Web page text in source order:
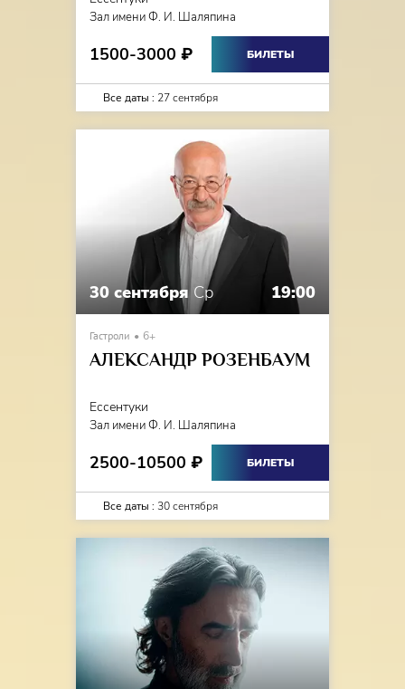
Зал имени Ф. И. Шаляпина
1500-3000 ₽ БИЛЕТЫ
Все даты : 27 сентября
30 сентября Ср 19:00
Гастроли 6+
АЛЕКСАНДР РОЗЕНБАУМ
Ессентуки
Зал имени Ф. И. Шаляпина
2500-10500 ₽ БИЛЕТЫ
Все даты : 30 сентября